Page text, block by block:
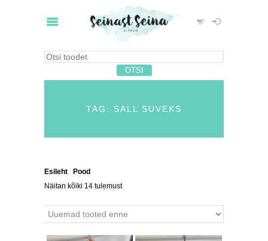
TAG: SALL SUVEKS
Esileht Pood
Näitan kõiki 14 tulemust